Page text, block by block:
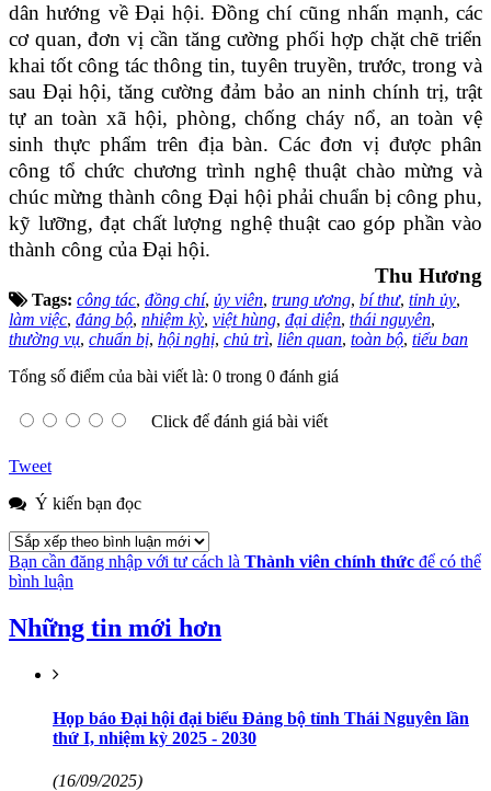
dân hướng về Đại hội. Đồng chí cũng nhấn mạnh, các
cơ quan, đơn vị cần tăng cường phối hợp chặt chẽ triển
khai tốt công tác thông tin, tuyên truyền, trước, trong và
sau Đại hội, tăng cường đảm bảo an ninh chính trị, trật
tự an toàn xã hội, phòng, chống cháy nổ, an toàn vệ
sinh thực phẩm trên địa bàn. Các đơn vị được phân
công tổ chức chương trình nghệ thuật chào mừng và
chúc mừng thành công Đại hội phải chuẩn bị công phu,
kỹ lưỡng, đạt chất lượng nghệ thuật cao góp phần vào
thành công của Đại hội.
Thu Hương
Tags: công tác, đồng chí, ủy viên, trung ương, bí thư, tỉnh ủy,
làm việc, đảng bộ, nhiệm kỳ, việt hùng, đại diện, thái nguyên,
thường vụ, chuẩn bị, hội nghị, chủ trì, liên quan, toàn bộ, tiểu ban
Tổng số điểm của bài viết là: 0 trong 0 đánh giá
Click để đánh giá bài viết
Tweet
Ý kiến bạn đọc
Bạn cần đăng nhập với tư cách là Thành viên chính thức để có thể
bình luận
Những tin mới hơn
Họp báo Đại hội đại biểu Đảng bộ tỉnh Thái Nguyên lần
thứ I, nhiệm kỳ 2025 - 2030
(16/09/2025)